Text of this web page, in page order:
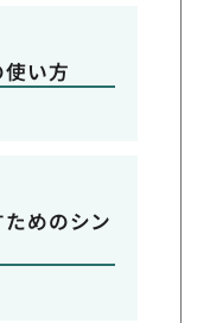
い方
めのシン